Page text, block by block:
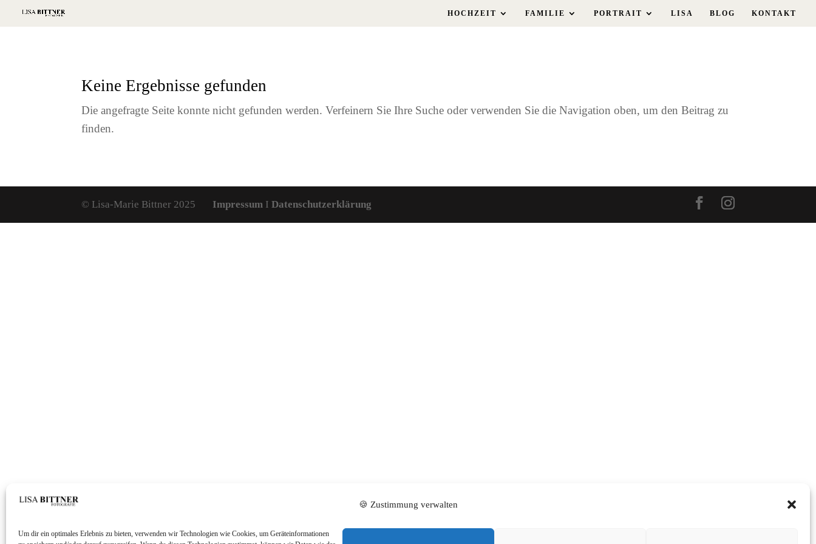
🍪 Zustimmung verwalten
Um dir ein optimales Erlebnis zu bieten, verwenden wir Technologien wie Cookies, um Geräteinformationen
HOCHZEIT FAMILIE PORTRAIT LISA BLOG KONTAKT
Keine Ergebnisse gefunden
Die angefragte Seite konnte nicht gefunden werden. Verfeinern Sie Ihre Suche oder verwenden Sie die Navigation oben, um den Beitrag zu
finden.
© Lisa-Marie Bittner 2025 Impressum IDatenschutzerklärung